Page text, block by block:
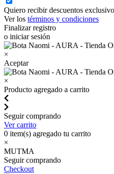
Quiero recibir descuentos
Ver los términos y condiciones
Finalizar registro
o iniciar sesión
×
Aceptar
×
Producto agregado a carrito
Seguir comprando
Ver carrito
0 item(s) agregado tu carrito
×
MUTMA
Seguir comprando
Checkout